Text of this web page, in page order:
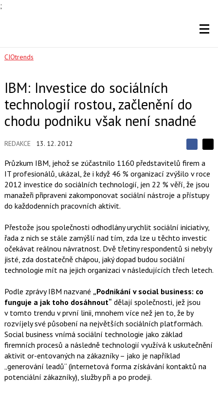
;
CIOtrends
IBM: Investice do sociálních
technologií rostou, začlenění do
chodu podniku však není snadné
REDAKCE 13. 12. 2012
S
d
í
l
e
S
í
l
j
t
a
c
b
o
k
l
j
t
s
í
i
X
Průzkum IBM, jehož se zúčastnilo 1160 představitelů firem a
IT profesionálů, ukázal, že i když 46 % organizací zvýšilo v roce
2012 investice do sociálních technologií, jen 22 % věří, že jsou
manažeři připraveni zakomponovat sociální nástroje a přístupy
do každodenních pracovních aktivit.
Přestože jsou společnosti odhodlány urychlit sociální iniciativy,
řada z nich se stále zamýšlí nad tím, zda lze u těchto investic
očekávat reálnou návratnost. Dvě třetiny respondentů si nebyly
jisté, zda dostatečně chápou, jaký dopad budou sociální
technologie mít na jejich organizaci v následujících třech letech.
Podle zprávy IBM nazvané „Podnikání v social business: co
funguje a jak toho dosáhnout“ dělají společnosti, jež jsou
v tomto trendu v první linii, mnohem více než jen to, že by
rozvíjely své působení na největších sociálních platformách.
Social business vnímá sociální technologie jako základ
firemních procesů a následně technologií využívá k uskutečnění
aktivit or-entovaných na zákazníky – jako je například
„generování leadů“ (internetová forma získávání kontaktů na
potenciální zákazníky), služby při a po prodeji.